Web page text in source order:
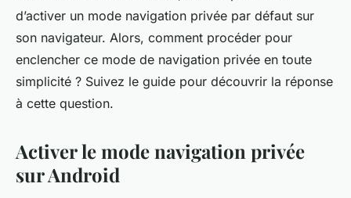
d’activer un mode navigation privée par défaut sur
son navigateur. Alors, comment procéder pour
enclencher ce mode de navigation privée en toute
simplicité ? Suivez le guide pour découvrir la réponse
à cette question.
Activer le mode navigation privée
sur Android